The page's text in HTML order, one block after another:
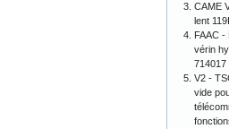
CAME
lent
FAAC -
vérin
714017
V2 -
vide